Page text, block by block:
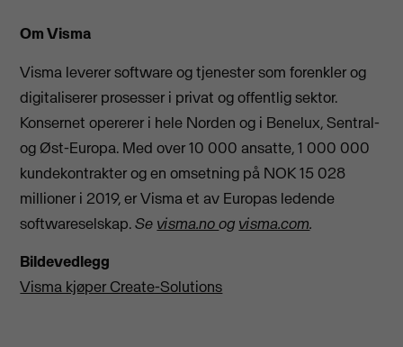
Om Visma
Visma leverer software og tjenester som forenkler og
digitaliserer prosesser i privat og offentlig sektor.
Konsernet opererer i hele Norden og i Benelux, Sentral-
og Øst-Europa. Med over 10 000 ansatte, 1 000 000
kundekontrakter og en omsetning på NOK 15 028
millioner i 2019, er Visma et av Europas ledende
softwareselskap.Se visma.noog visma.com.
Bildevedlegg
Visma kjøper Create-Solutions